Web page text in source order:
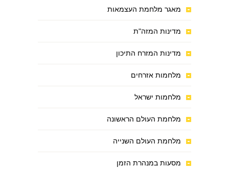
מאגר מלחמת העצמאות
מדינות המזה"ת
מדינות המזרח התיכון
מלחמות אזרחים
מלחמות ישראל
מלחמת העולם הראשונה
מלחמת העולם השנייה
מסעות במנהרת הזמן